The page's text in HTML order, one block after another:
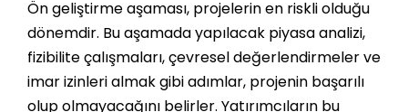
Ön geliştirme aşaması, projelerin en riskli olduğu
dönemdir. Bu aşamada yapılacak piyasa analizi,
fizibilite çalışmaları, çevresel değerlendirmeler ve
imar izinleri almak gibi adımlar, projenin başarılı
olup olmayacağını belirler. Yatırımcıların bu